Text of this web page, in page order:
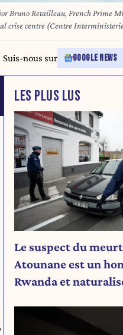
Bruno Retailleau, French Prime
crise centre (Centre
23, 2024, following the
Photo by Eric Tschaen/Pool/
Suis-nous sur GOOGLE NEWS
LES PLUS LUS
Le suspect du
Atounane est un
Rwanda et